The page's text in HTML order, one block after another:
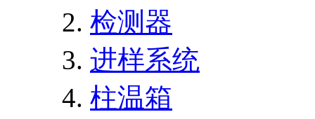
检测器
进样系统
柱温箱